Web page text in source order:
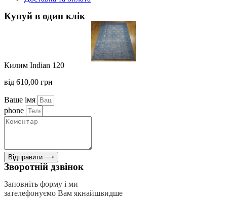
Купуй в один клік
Килим Indian 120
від 610,00 грн
Ваше імя
phone
Відправити ⟶
Зворотній дзвінок
Заповніть форму і ми
зателефонуємо Вам якнайшвидше